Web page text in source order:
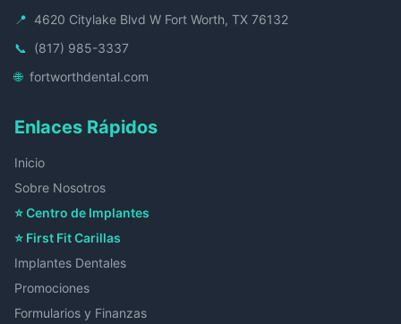
📍 4620 Citylake Blvd W Fort Worth, TX 76132
📞 (817) 985-3337
🌐 fortworthdental.com
Enlaces Rápidos
Inicio
Sobre Nosotros
⭐ Centro de Implantes
⭐ First Fit Carillas
Implantes Dentales
Promociones
Formularios y Finanzas